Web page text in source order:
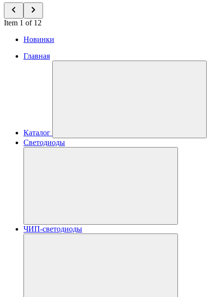
Item 1 of 12
Новинки
Главная
Каталог
Светодиоды
ЧИП-светодиоды